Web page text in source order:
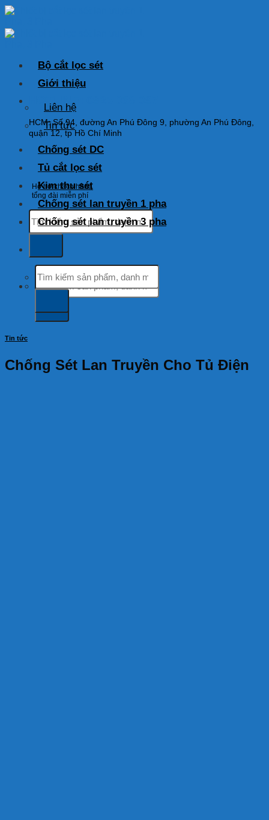
Skip
content
HOTLINE: 0925 038 097
HCM: Số 94, đường An Phú Đông 9, phường An Phú Đông,
quận 12, tp Hồ Chí Minh
Hỗ trợ khách hàng
tổng đài miễn phí
Tìm
kiếm:
Tìm
kiếm:
Bộ cắt lọc sét
Giới thiệu
Liên hệ
Tin tức
Chống sét DC
Tủ cắt lọc sét
Kim thu sét
Chống sét lan truyền 1 pha
Chống sét lan truyền 3 pha
Tìm
kiếm:
Tin tức
Chống Sét Lan Truyền Cho Tủ Điện